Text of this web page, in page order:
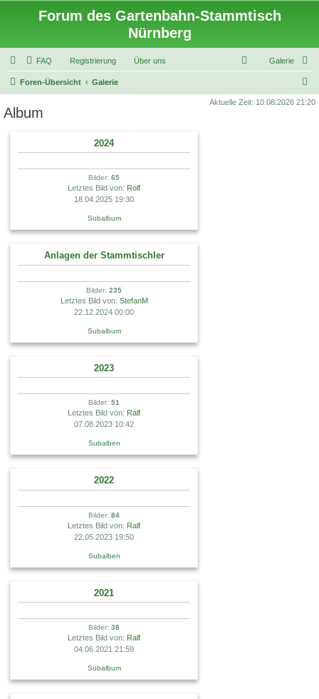
Forum des Gartenbahn-Stammtisch
Nürnberg
Galerie
FAQ Registrierung Über uns
Foren-Übersicht Galerie
u
Aktuelle Zeit: 10.08.2026 21:20
Album
2024
Bilder: 65
Letztes Bild von: Rolf
18.04.2025 19:30
Subalbum
Anlagen der Stammtischler
Bilder: 235
Letztes Bild von: StefanM
22.12.2024 00:00
Subalbum
2023
Bilder: 51
Letztes Bild von: Ralf
07.08.2023 10:42
Subalben
2022
Bilder: 84
Letztes Bild von: Ralf
22.05.2023 19:50
Subalben
2021
Bilder: 38
Letztes Bild von: Ralf
04.06.2021 21:59
Subalbum